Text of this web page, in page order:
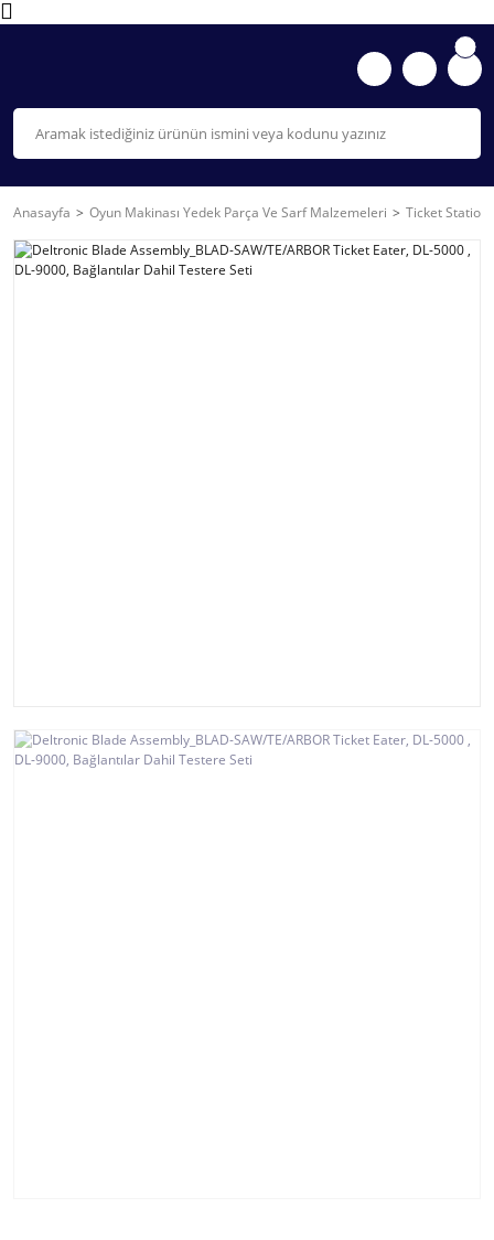
Anasayfa Oyun Makinası Yedek Parça Ve Sarf Malzemeleri Ticket